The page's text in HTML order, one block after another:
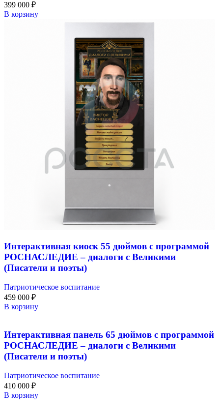
399 000 ₽
В корзину
Интерактивная киоск 55 дюймов с программой
РОСНАСЛЕДИЕ – диалоги с Великими
(Писатели и поэты)
Патриотическое воспитание
459 000 ₽
В корзину
Интерактивная панель 65 дюймов с программой
РОСНАСЛЕДИЕ – диалоги с Великими
(Писатели и поэты)
Патриотическое воспитание
410 000 ₽
В корзину